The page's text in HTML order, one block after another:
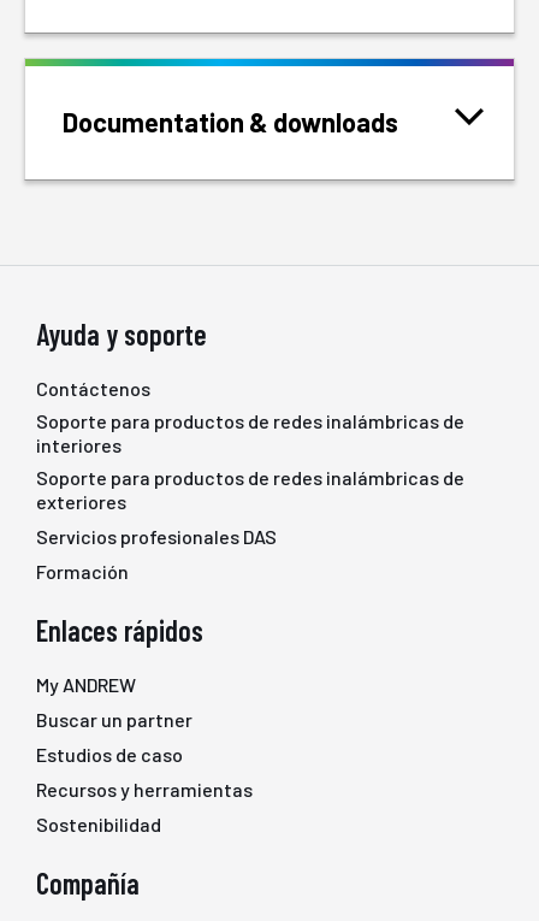
Documentation & downloads
Ayuda y soporte
Contáctenos
Soporte para productos de redes inalámbricas de
interiores
Soporte para productos de redes inalámbricas de
exteriores
Servicios profesionales DAS
Formación
Enlaces rápidos
My ANDREW
Buscar un partner
Estudios de caso
Recursos y herramientas
Sostenibilidad
Compañía